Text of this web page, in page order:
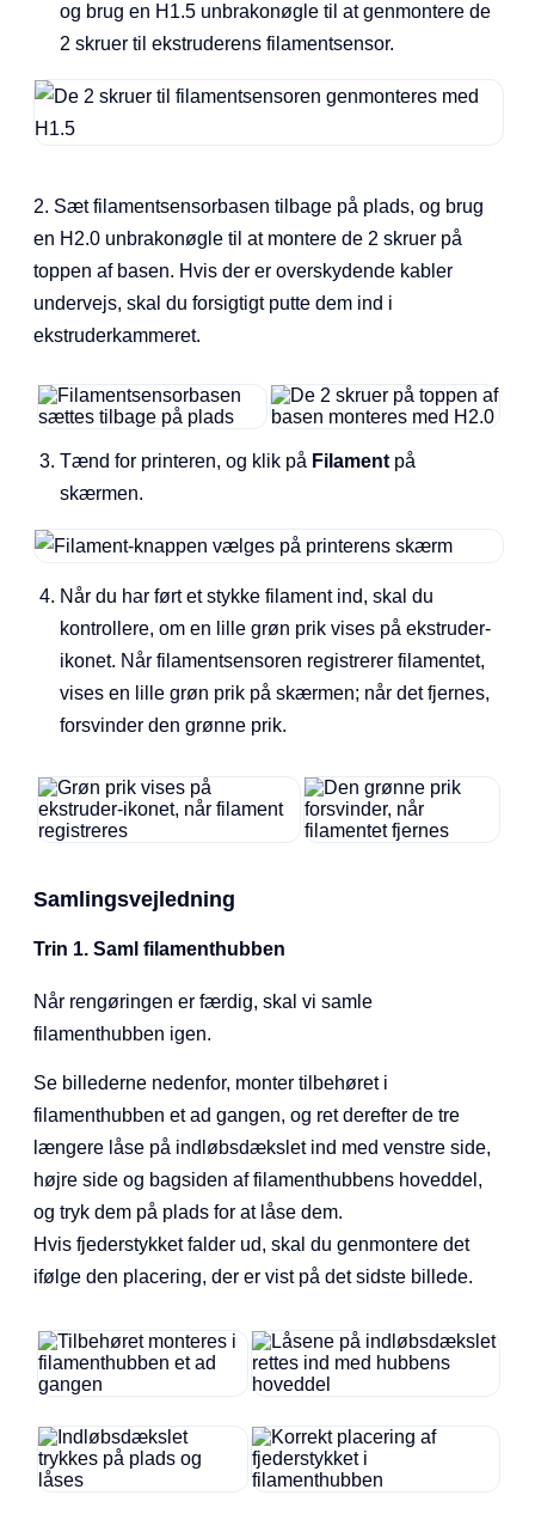
og brug en H1.5 unbrakonøgle til at genmontere de
2 skruer til ekstruderens filamentsensor.
2. Sæt filamentsensorbasen tilbage på plads, og brug
en H2.0 unbrakonøgle til at montere de 2 skruer på
toppen af basen. Hvis der er overskydende kabler
undervejs, skal du forsigtigt putte dem ind i
ekstruderkammeret.
Tænd for printeren, og klik på Filamentpå
skærmen.
Når du har ført et stykke filament ind, skal du
kontrollere, om en lille grøn prik vises på ekstruder-
ikonet. Når filamentsensoren registrerer filamentet,
vises en lille grøn prik på skærmen; når det fjernes,
forsvinder den grønne prik.
Samlingsvejledning
Trin 1. Saml filamenthubben
Når rengøringen er færdig, skal vi samle
filamenthubben igen.
Se billederne nedenfor, monter tilbehøret i
filamenthubben et ad gangen, og ret derefter de tre
længere låse på indløbsdækslet ind med venstre side,
højre side og bagsiden af filamenthubbens hoveddel,
og tryk dem på plads for at låse dem.
Hvis fjederstykket falder ud, skal du genmontere det
ifølge den placering, der er vist på det sidste billede.